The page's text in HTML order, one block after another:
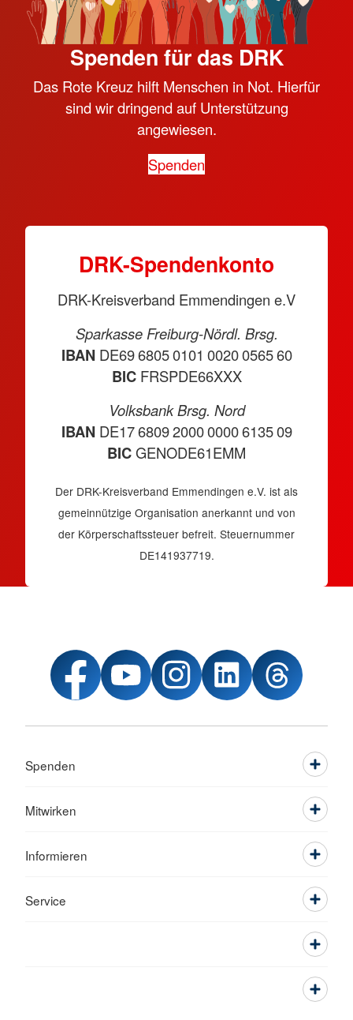
Spenden für das DRK
Das Rote Kreuz hilft Menschen in Not. Hierfür
sind wir dringend auf Unterstützung
angewiesen.
Spenden
DRK-Spendenkonto
DRK-Kreisverband Emmendingen e.V
Sparkasse Freiburg-Nördl. Brsg.
IBANDE69 6805 0101 0020 0565 60
BICFRSPDE66XXX
Volksbank Brsg. Nord
IBANDE17 6809 2000 0000 6135 09
BICGENODE61EMM
Der DRK-Kreisverband Emmendingen e.V. ist als
gemeinnützige Organisation anerkannt und von
der Körperschaftssteuer befreit. Steuernummer
DE141937719.
Spenden
Mitwirken
Informieren
Service